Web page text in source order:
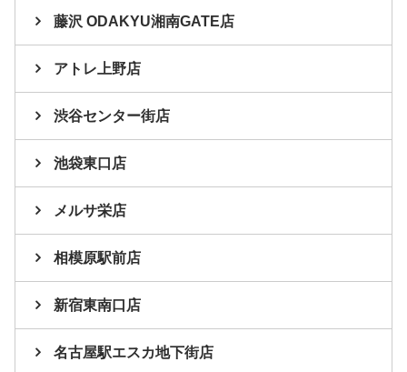
藤沢 ODAKYU湘南GATE店
アトレ上野店
渋谷センター街店
池袋東口店
メルサ栄店
相模原駅前店
新宿東南口店
名古屋駅エスカ地下街店